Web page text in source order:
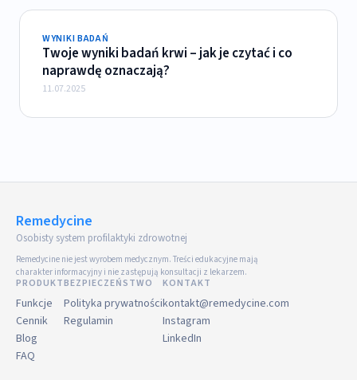
WYNIKI BADAŃ
Twoje wyniki badań krwi – jak je czytać i co
naprawdę oznaczają?
11.07.2025
Remedycine
Osobisty system profilaktyki zdrowotnej
Remedycine nie jest wyrobem medycznym. Treści edukacyjne mają
charakter informacyjny i nie zastępują konsultacji z lekarzem.
PRODUKT
Funkcje
Cennik
Blog
FAQ
BEZPIECZEŃSTWO
Polityka prywatności
Regulamin
KONTAKT
kontakt@remedycine.com
Instagram
LinkedIn